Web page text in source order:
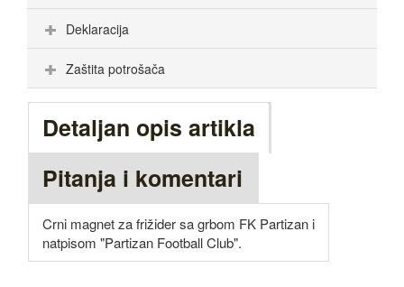
Deklaracija
Zaštita potrošača
Detaljan opis artikla
Pitanja i komentari
Crni magnet za frižider sa grbom FK Partizan i
natpisom "Partizan Football Club".